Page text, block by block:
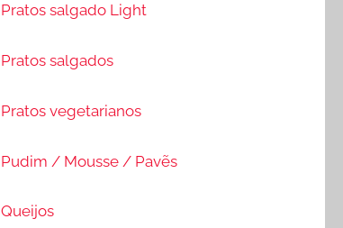
Pratos salgado Light
Pratos salgados
Pratos vegetarianos
Pudim / Mousse / Pavẽs
Queijos